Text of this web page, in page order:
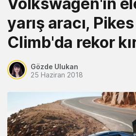
yarış aracı,
Climb'da rekor
Gözde Ulukan
25 Haziran 2018